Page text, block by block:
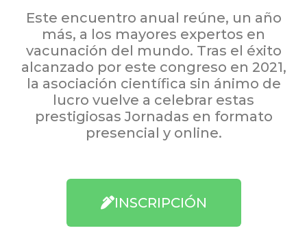
Este encuentro anual reúne, un año
más, a los mayores expertos en
vacunación del mundo. Tras el éxito
alcanzado por este congreso en 2021,
la asociación científica sin ánimo de
lucro vuelve a celebrar estas
prestigiosas Jornadas en formato
presencial y online.
INSCRIPCIÓN